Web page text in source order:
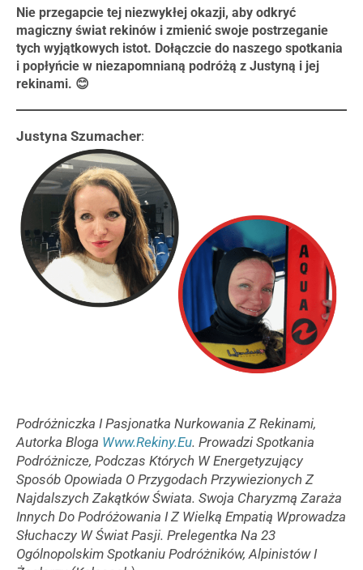
Nie przegapcie tej niezwykłej okazji, aby odkryć
magiczny świat rekinów i zmienić swoje postrzeganie
tych wyjątkowych istot. Dołączcie do naszego spotkania
i popłyńcie w niezapomnianą podróżą z Justyną i jej
rekinami. 😊
­­­­­­­­­­­­­­­­­­­­­­­­­­­­­­Justyna Szumacher:
Podróżniczka I Pasjonatka Nurkowania Z Rekinami,
Autorka Bloga Www.rekiny.eu. Prowadzi Spotkania
Podróżnicze, Podczas Których W Energetyzujący
Sposób Opowiada O Przygodach Przywiezionych Z
Najdalszych Zakątków Świata. Swoja Charyzmą Zaraża
Innych Do Podróżowania I Z Wielką Empatią Wprowadza
Słuchaczy W Świat Pasji. Prelegentka Na 23
Ogólnopolskim Spotkaniu Podróżników, Alpinistów I